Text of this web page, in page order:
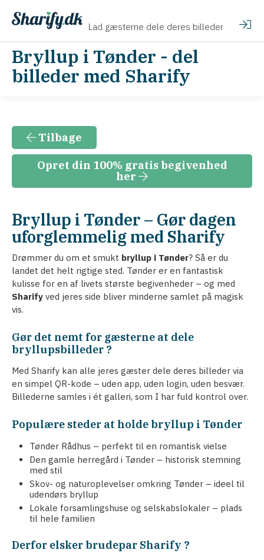
Lad gæsterne dele deres billeder
Bryllup i Tønder - del
billeder med Sharify
Tilbage
Opret din 100% gratis begivenhed
her
Bryllup i Tønder – Gør dagen
uforglemmelig med Sharify
Drømmer du om et smukt bryllup i Tønder? Så er du
landet det helt rigtige sted. Tønder er en fantastisk
kulisse for en af livets største begivenheder – og med
Sharify ved jeres side bliver minderne samlet på magisk
vis.
Gør det nemt for gæsterne at dele
bryllupsbilleder ?
Med Sharify kan alle jeres gæster dele deres billeder via
en simpel QR-kode – uden app, uden login, uden besvær.
Billederne samles i ét galleri, som I har fuld kontrol over.
Populære steder at holde bryllup i Tønder
Tønder Rådhus – perfekt til en romantisk vielse
Den gamle herregård i Tønder – historisk stemning
med stil
Skov- og naturoplevelser omkring Tønder – ideel til
udendørs bryllup
Lokale forsamlingshuse og selskabslokaler – plads
til hele familien
Derfor elsker brudepar Sharify ?